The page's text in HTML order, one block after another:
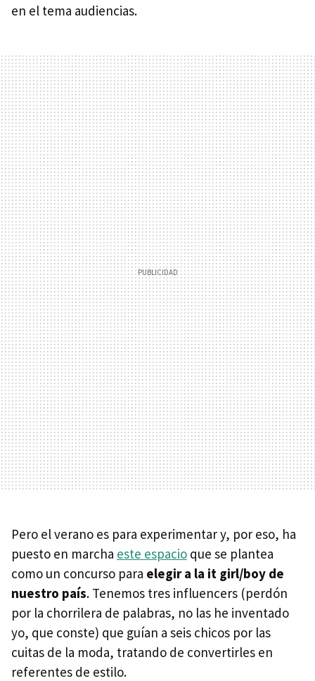
en el tema audiencias.
Pero el verano es para experimentar y, por eso, ha
puesto en marcha este espacio que se plantea
como un concurso para elegir a la it girl/boy de
nuestro país. Tenemos tres influencers (perdón
por la chorrilera de palabras, no las he inventado
yo, que conste) que guían a seis chicos por las
cuitas de la moda, tratando de convertirles en
referentes de estilo.